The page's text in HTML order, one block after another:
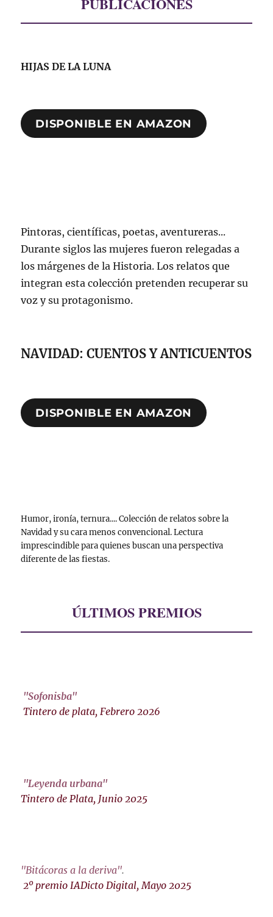
HIJAS DE LA LUNA
DISPONIBLE EN AMAZON
Pintoras, científicas, poetas, aventureras...
Durante siglos las mujeres fueron relegadas a
los márgenes de la Historia. Los relatos que
integran esta colección pretenden recuperar su
voz y su protagonismo.
NAVIDAD: CUENTOS Y ANTICUENTOS
DISPONIBLE EN AMAZON
Humor, ironía, ternura.... Colección de relatos sobre la
Navidad y su cara menos convencional. Lectura
imprescindible para quienes buscan una perspectiva
diferente de las fiestas.
ÚLTIMOS PREMIOS
"Sofonisba"
Tintero de plata, Febrero 2026
"Leyenda urbana"
Tintero de Plata, Junio 2025
"Bitácoras a la deriva".
2º premio IADicto Digital, Mayo 2025